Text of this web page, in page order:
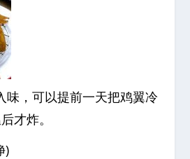
味，可以提前一天把鸡翼冷
才炸。
)